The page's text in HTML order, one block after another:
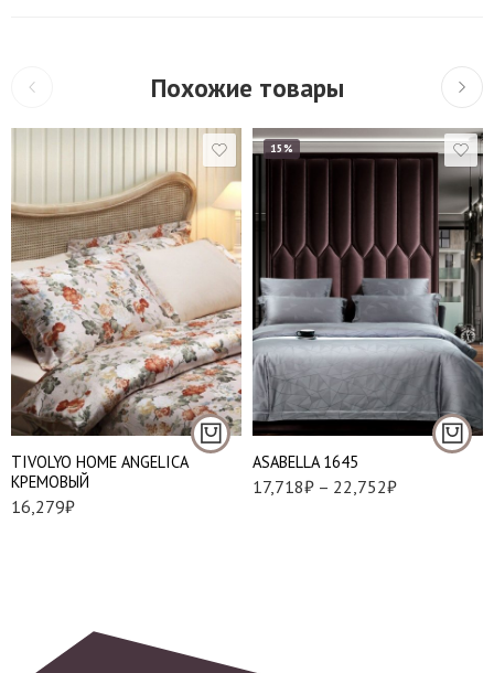
Похожие товары
TIVOLYO HOME ANGELICA
КРЕМОВЫЙ
16,279₽
Евро стандарт
15%
АSABELLA 1645
17,718₽ – 22,752₽
Евро
Семейный